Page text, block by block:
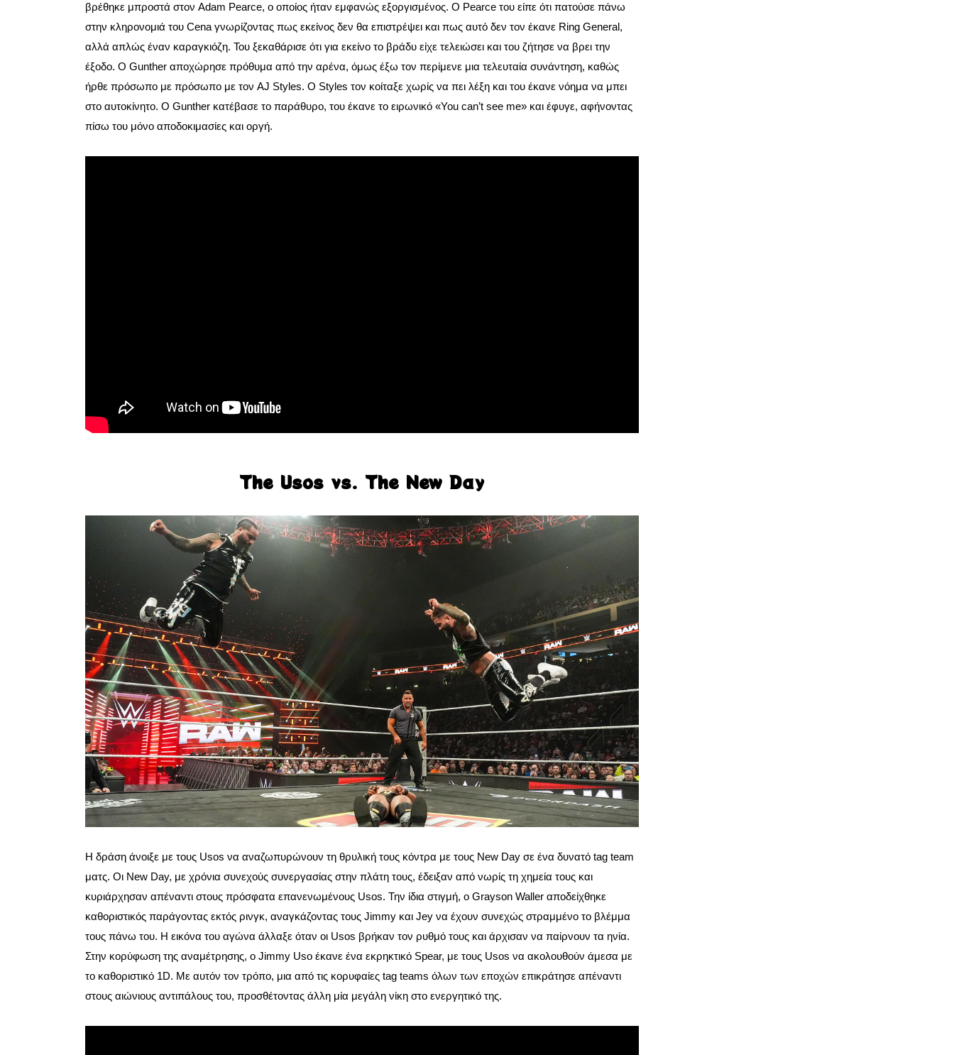
βρέθηκε μπροστά στον Adam Pearce, ο οποίος ήταν εμφανώς εξοργισμένος. Ο Pearce του είπε ότι πατούσε πάνω
στην κληρονομιά του Cena γνωρίζοντας πως εκείνος δεν θα επιστρέψει και πως αυτό δεν τον έκανε Ring General,
αλλά απλώς έναν καραγκιόζη. Του ξεκαθάρισε ότι για εκείνο το βράδυ είχε τελειώσει και του ζήτησε να βρει την
έξοδο. Ο Gunther αποχώρησε πρόθυμα από την αρένα, όμως έξω τον περίμενε μια τελευταία συνάντηση, καθώς
ήρθε πρόσωπο με πρόσωπο με τον AJ Styles. Ο Styles τον κοίταξε χωρίς να πει λέξη και του έκανε νόημα να μπει
στο αυτοκίνητο. Ο Gunther κατέβασε το παράθυρο, του έκανε το ειρωνικό «You can’t see me» και έφυγε, αφήνοντας
πίσω του μόνο αποδοκιμασίες και οργή.
The Usos vs. The New Day
Η δράση άνοιξε με τους Usos να αναζωπυρώνουν τη θρυλική τους κόντρα με τους New Day σε ένα δυνατό tag team
ματς. Οι New Day, με χρόνια συνεχούς συνεργασίας στην πλάτη τους, έδειξαν από νωρίς τη χημεία τους και
κυριάρχησαν απέναντι στους πρόσφατα επανενωμένους Usos. Την ίδια στιγμή, ο Grayson Waller αποδείχθηκε
καθοριστικός παράγοντας εκτός ρινγκ, αναγκάζοντας τους Jimmy και Jey να έχουν συνεχώς στραμμένο το βλέμμα
τους πάνω του. Η εικόνα του αγώνα άλλαξε όταν οι Usos βρήκαν τον ρυθμό τους και άρχισαν να παίρνουν τα ηνία.
Στην κορύφωση της αναμέτρησης, ο Jimmy Uso έκανε ένα εκρηκτικό Spear, με τους Usos να ακολουθούν άμεσα με
το καθοριστικό 1D. Με αυτόν τον τρόπο, μια από τις κορυφαίες tag teams όλων των εποχών επικράτησε απέναντι
στους αιώνιους αντιπάλους του, προσθέτοντας άλλη μία μεγάλη νίκη στο ενεργητικό της.